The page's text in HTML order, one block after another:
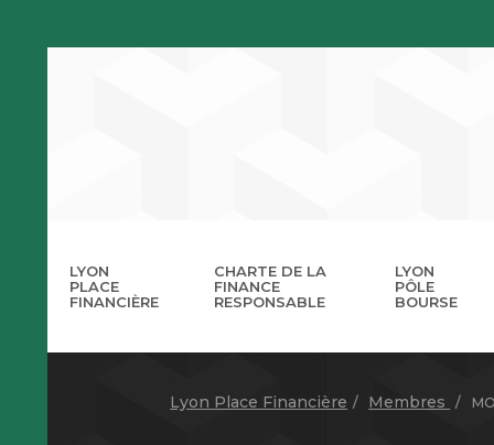
LYON
PLACE
FINANCIÈRE
La
CHARTE DE LA
FINANCE
RESPONSABLE
LYON
PÔLE
BOURSE
Lyon Place Financière Membres